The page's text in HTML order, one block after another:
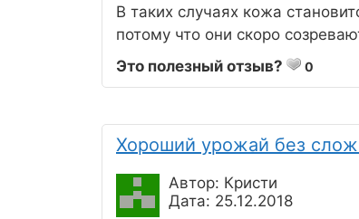
В таких случаях кожа
потому что они скоро
Это полезный отзыв?
0
Хороший урожай без
Автор: Кристи
Дата: 25.12.2018